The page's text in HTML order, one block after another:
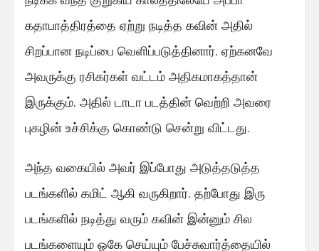
கதாபாத்திரத்தை ஏற்று நடித்த கவின் அதில்
சிறப்பான நடிப்பை வெளிப்படுத்தினார். ஏற்கனவே
அவருக்கு ரசிகர்கள் வட்டம் அதிகமாகத்தான்
இருக்கும். அதில் டாடா படத்தின் வெற்றி அவரை
புகழின் உச்சிக்கு கொண்டு சென்று விட்டது.
அந்த வகையில் அவர் இப்போது அடுத்தடுத்த
படங்களில் கமிட் ஆகி வருகிறார். தற்போது இரு
படங்களில் நடித்து வரும் கவின் இன்னும் சில
படங்களையும் ஓகே செய்யும் பேச்சுவார்த்தையில்